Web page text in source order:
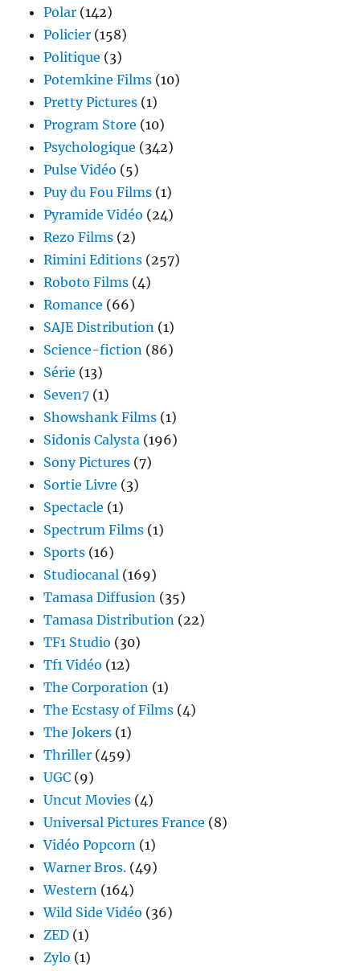
Polar (142)
Policier (158)
Politique (3)
Potemkine Films (10)
Pretty Pictures (1)
Program Store (10)
Psychologique (342)
Pulse Vidéo (5)
Puy du Fou Films (1)
Pyramide Vidéo (24)
Rezo Films (2)
Rimini Editions (257)
Roboto Films (4)
Romance (66)
SAJE Distribution (1)
Science-fiction (86)
Série (13)
Seven7 (1)
Showshank Films (1)
Sidonis Calysta (196)
Sony Pictures (7)
Sortie Livre (3)
Spectacle (1)
Spectrum Films (1)
Sports (16)
Studiocanal (169)
Tamasa Diffusion (35)
Tamasa Distribution (22)
TF1 Studio (30)
Tf1 Vidéo (12)
The Corporation (1)
The Ecstasy of Films (4)
The Jokers (1)
Thriller (459)
UGC (9)
Uncut Movies (4)
Universal Pictures France (8)
Vidéo Popcorn (1)
Warner Bros. (49)
Western (164)
Wild Side Vidéo (36)
ZED (1)
Zylo (1)